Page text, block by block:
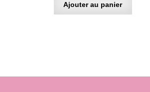
Ajouter au panier